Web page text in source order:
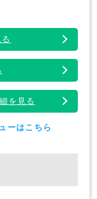
を見る
ーはこちら